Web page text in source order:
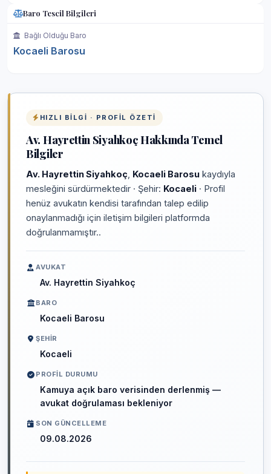
Baro Tescil Bilgileri
Bağlı Olduğu Baro
Kocaeli Barosu
HIZLI BILGI · PROFIL ÖZETI
Av. Hayrettin Siyahkoç Hakkında Temel
Bilgiler
Av. Hayrettin Siyahkoç Kocaeli Barosu kaydıyla
mesleğini sürdürmektedir · Şehir: Kocaeli · Profil
henüz avukatın kendisi tarafından talep edilip
onaylanmadığı için iletişim bilgileri platformda
doğrulanmamıştır..
AVUKAT
Av. Hayrettin Siyahkoç
BARO
Kocaeli Barosu
ŞEHIR
Kocaeli
PROFIL DURUMU
Kamuya açık baro verisinden derlenmiş —
avukat doğrulaması bekleniyor
SON GÜNCELLEME
09.08.2026